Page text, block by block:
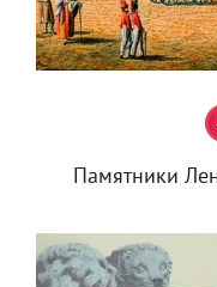
Памятники